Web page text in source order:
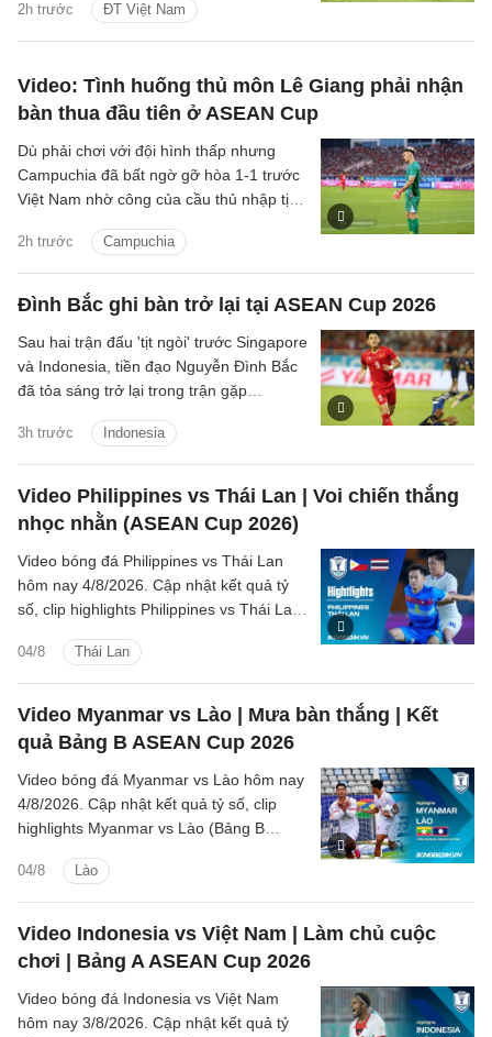
2h trước ĐT Việt Nam
Video: Tình huống thủ môn Lê Giang phải nhận
bàn thua đầu tiên ở ASEAN Cup
2h trước Campuchia
Dù phải chơi với đội hình thấp nhưng
Campuchia đã bất ngờ gỡ hòa 1-1 trước
Việt Nam nhờ công của cầu thủ nhập tịch
Đình Bắc ghi bàn trở lại tại ASEAN Cup 2026
3h trước Indonesia
Sau hai trận đấu 'tịt ngòi' trước Singapore
và Indonesia, tiền đạo Nguyễn Đình Bắc
đã tỏa sáng trở lại trong trận gặp
Video Philippines vs Thái Lan | Voi chiến thắng
nhọc nhằn (ASEAN Cup 2026)
04/8 Thái Lan
Video bóng đá Philippines vs Thái Lan
hôm nay 4/8/2026. Cập nhật kết quả tỷ
số, clip highlights Philippines vs Thái Lan
huống trên sân.
Video Myanmar vs Lào | Mưa bàn thắng | Kết
quả Bảng B ASEAN Cup 2026
04/8 Lào
Video bóng đá Myanmar vs Lào hôm nay
4/8/2026. Cập nhật kết quả tỷ số, clip
highlights Myanmar vs Lào (Bảng B
sân.
Video Indonesia vs Việt Nam | Làm chủ cuộc
chơi | Bảng A ASEAN Cup 2026
Video bóng đá Indonesia vs Việt Nam
hôm nay 3/8/2026. Cập nhật kết quả tỷ